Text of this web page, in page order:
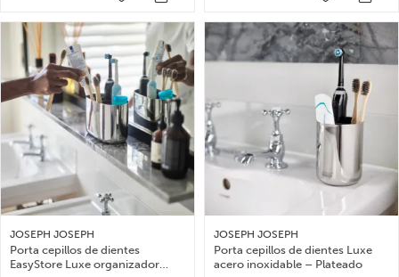
JOSEPH JOSEPH
Porta cepillos de dientes
EasyStore Luxe organizador
JOSEPH JOSEPH
Porta cepillos de dientes Luxe
acero inoxidable – Plateado